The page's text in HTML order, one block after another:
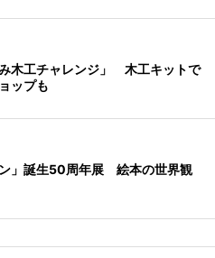
木工チャレンジ」 木工キットで
ップも
」誕生50周年展 絵本の世界観